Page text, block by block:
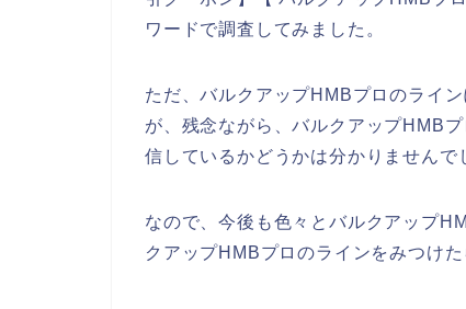
ワードで調査してみました。
ただ、バルクアップHMBプロのライ
が、残念ながら、バルクアップHMB
信しているかどうかは分かりませんで
なので、今後も色々とバルクアップ
クアップHMBプロのラインをみつけ